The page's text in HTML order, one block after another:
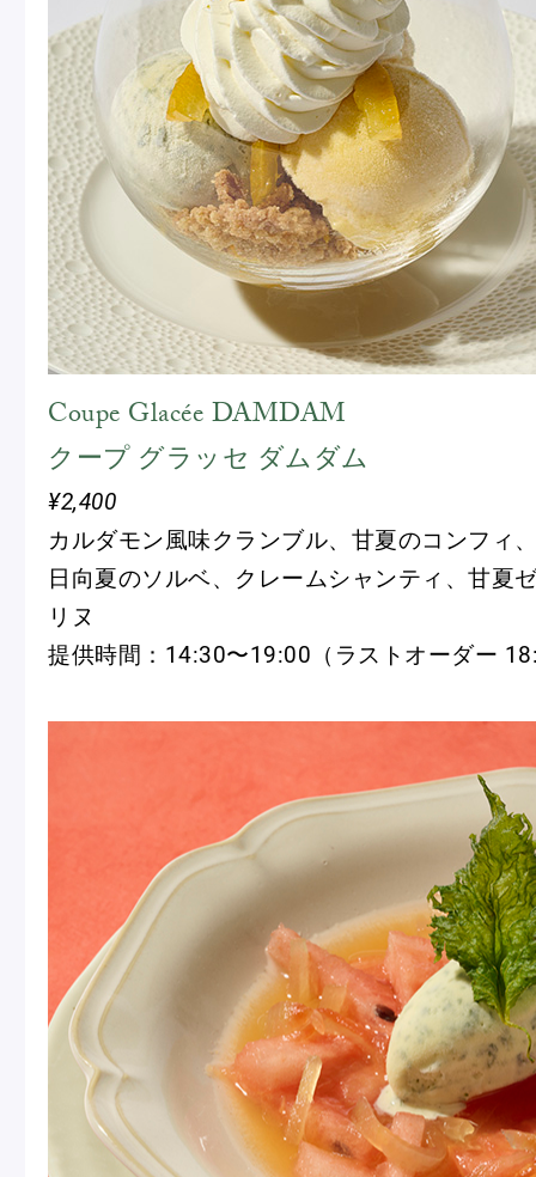
Coupe Glacée DAMDAM
クープ グラッセ ダムダム
¥2,400
カルダモン風味クランブル、甘夏のコンフィ
日向夏のソルベ、クレームシャンティ、甘夏
リヌ
提供時間：14:30〜19:00（ラストオーダー